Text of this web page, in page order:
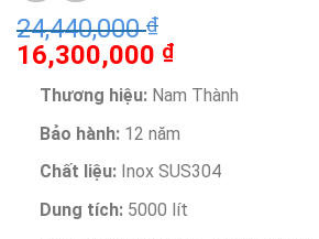
24,440,000₫
16,300,000 ₫
Thương hiệu:Nam Thành
Bảo hành:12 năm
Chất liệu:Inox SUS304
Dung tích:5000 lít